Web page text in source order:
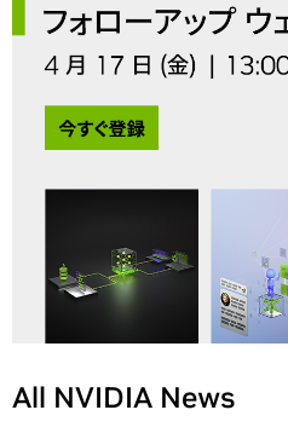
All NVIDIA News